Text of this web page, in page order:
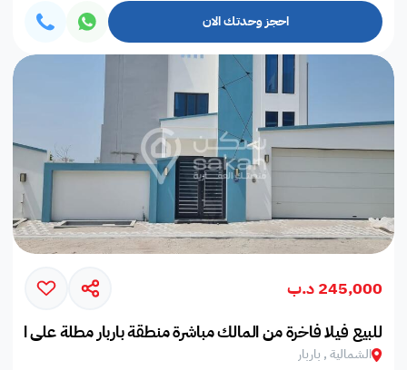
احجز وحدتك الان
245,000 د.ب
للبيع فيلا فاخرة من المالك مباشرة منطقة باربار مطلة على
الشمالية , باربار